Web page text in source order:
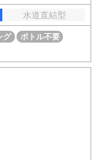
水道直結型
グ
ボトル不要